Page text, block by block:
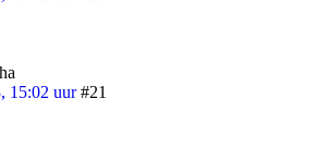
15:02 uur #21